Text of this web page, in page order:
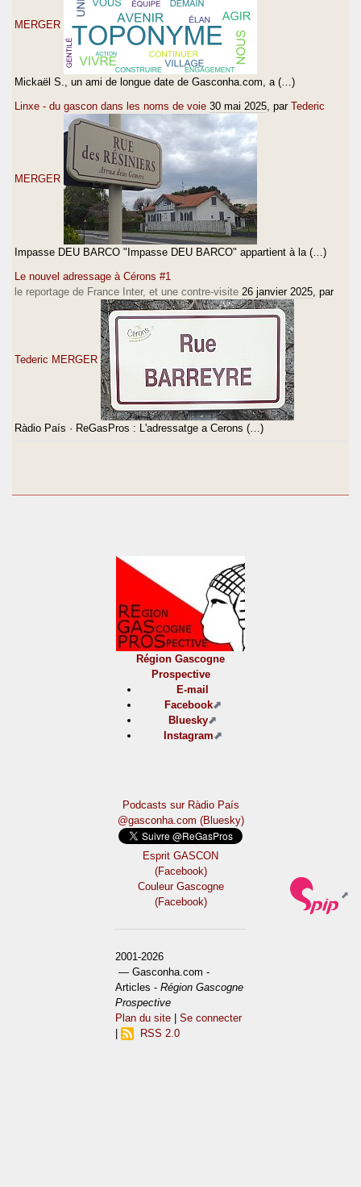
MERGER
Mickaël S., un ami de longue date de Gasconha.com, a (…)
Linxe - du gascon dans les noms de voie 30 mai 2025 , par Tederic
MERGER
Impasse DEU BARCO "Impasse DEU BARCO" appartient à la (…)
Le nouvel adressage à Cérons #1
le reportage de France Inter, et une contre-visite 26 janvier 2025 , par
Tederic MERGER
Ràdio País · ReGasPros : L'adressatge a Cerons (…)
Région Gascogne
Prospective
E-mail
Facebook
Bluesky
Instagram
Podcasts sur Ràdio País
@gasconha.com (Bluesky)
Esprit GASCON
(Facebook)
Couleur Gascogne
(Facebook)
2001-2026
— Gasconha.com -
Articles -Région Gascogne
Prospective
Plan du site |Se connecter
RSS 2.0